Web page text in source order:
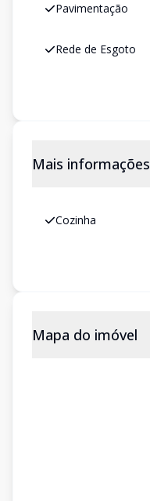
Pavimentação
Rede de Esgoto
Mais informações
Cozinha
Mapa do imóvel